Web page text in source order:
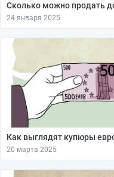
Сколько можно продать
24 января 2025
Как выглядят купюры
20 марта 2025